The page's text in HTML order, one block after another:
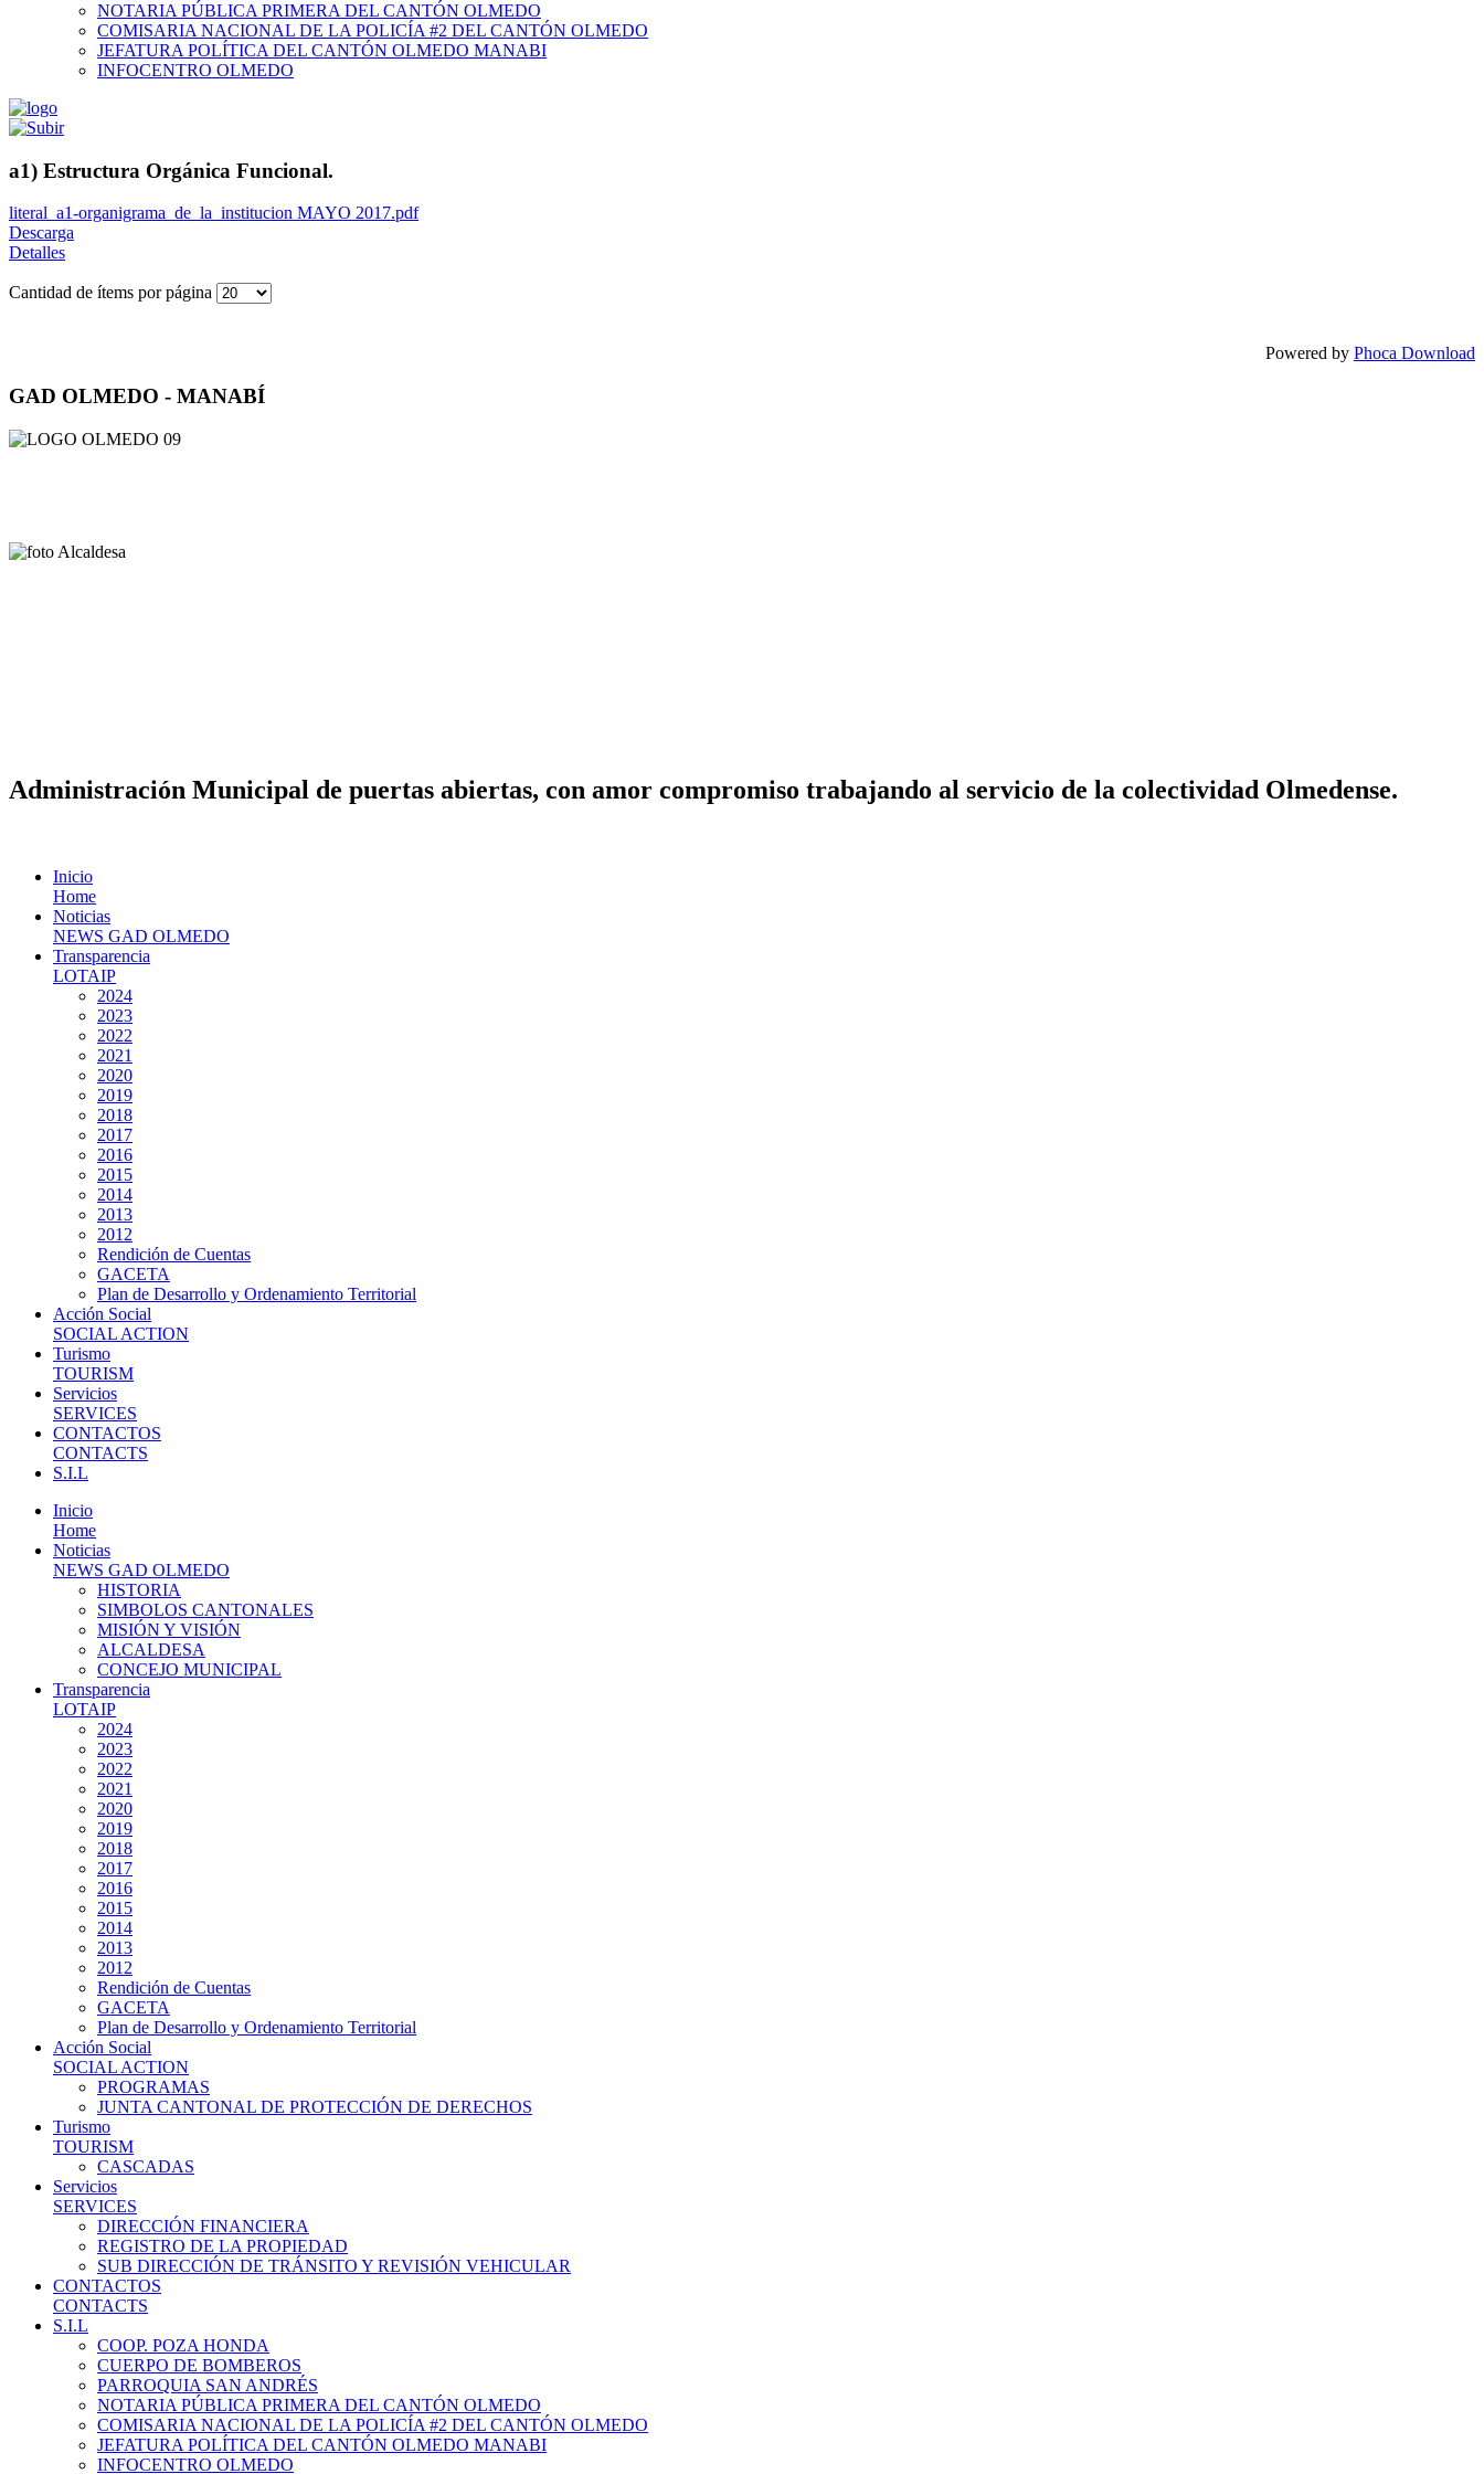
NOTARIA PÚBLICA PRIMERA DEL CANTÓN OLMEDO
COMISARIA NACIONAL DE LA POLICÍA #2 DEL CANTÓN OLMEDO
JEFATURA POLÍTICA DEL CANTÓN OLMEDO MANABI
INFOCENTRO OLMEDO
a1) Estructura Orgánica Funcional.
literal_a1-organigrama_de_la_institucion MAYO 2017.pdf
Descarga
Detalles
Cantidad de ítems por página
Powered by Phoca Download
GAD OLMEDO - MANABÍ
Administración Municipal de puertas abiertas, con amor compromiso trabajando al servicio de la colectividad Olmedense.
Inicio
Home
Noticias
NEWS GAD OLMEDO
Transparencia
LOTAIP
2024
2023
2022
2021
2020
2019
2018
2017
2016
2015
2014
2013
2012
Rendición de Cuentas
GACETA
Plan de Desarrollo y Ordenamiento Territorial
Acción Social
SOCIAL ACTION
Turismo
TOURISM
Servicios
SERVICES
CONTACTOS
CONTACTS
S.I.L
Inicio
Home
Noticias
NEWS GAD OLMEDO
HISTORIA
SIMBOLOS CANTONALES
MISIÓN Y VISIÓN
ALCALDESA
CONCEJO MUNICIPAL
Transparencia
LOTAIP
2024
2023
2022
2021
2020
2019
2018
2017
2016
2015
2014
2013
2012
Rendición de Cuentas
GACETA
Plan de Desarrollo y Ordenamiento Territorial
Acción Social
SOCIAL ACTION
PROGRAMAS
JUNTA CANTONAL DE PROTECCIÓN DE DERECHOS
Turismo
TOURISM
CASCADAS
Servicios
SERVICES
DIRECCIÓN FINANCIERA
REGISTRO DE LA PROPIEDAD
SUB DIRECCIÓN DE TRÁNSITO Y REVISIÓN VEHICULAR
CONTACTOS
CONTACTS
S.I.L
COOP. POZA HONDA
CUERPO DE BOMBEROS
PARROQUIA SAN ANDRÉS
NOTARIA PÚBLICA PRIMERA DEL CANTÓN OLMEDO
COMISARIA NACIONAL DE LA POLICÍA #2 DEL CANTÓN OLMEDO
JEFATURA POLÍTICA DEL CANTÓN OLMEDO MANABI
INFOCENTRO OLMEDO